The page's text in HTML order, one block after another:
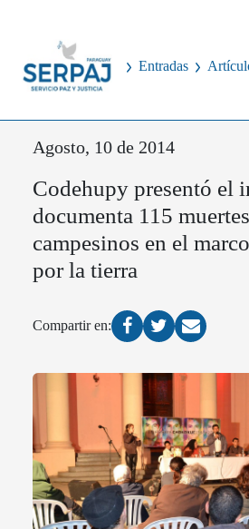
Entradas
Agosto, 10 de 2014
Codehupy presentó el
documenta 115
campesinos en el
por la tierra
Compartir en: